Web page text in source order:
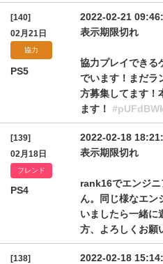
[140]
02月21日
協力
PS5
2022-02-21
表示期限切れ
協力プレイできる
でいます！まだラ
方募集してます！
ます！
[139]
02月18日
フレンド
PS4
2022-02-18
表示期限切れ
rank16でエンジ
ん。同じ様なエン
いましたら一緒に
方、よろしくお願
[138]
2022-02-18